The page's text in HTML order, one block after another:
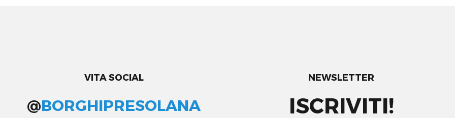
VITA SOCIAL
@BORGHIPRESOLANA
NEWSLETTER
ISCRIVITI!